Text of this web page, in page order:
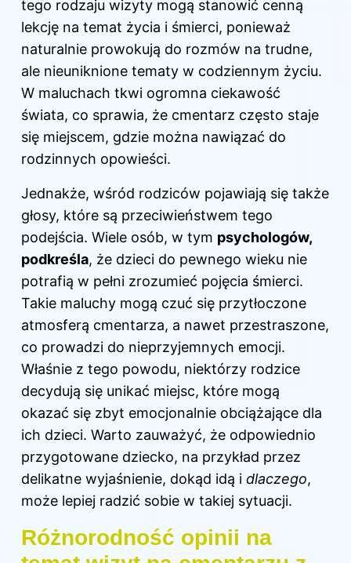
tego rodzaju wizyty mogą stanowić cenną
lekcję na temat życia i śmierci, ponieważ
naturalnie prowokują do rozmów na trudne,
ale nieuniknione tematy w codziennym życiu.
W maluchach tkwi ogromna ciekawość
świata, co sprawia, że cmentarz często staje
się miejscem, gdzie można nawiązać do
rodzinnych opowieści.
Jednakże, wśród rodziców pojawiają się także
głosy, które są przeciwieństwem tego
podejścia. Wiele osób, w tym psychologów,
podkreśla, że dzieci do pewnego wieku nie
potrafią w pełni zrozumieć pojęcia śmierci.
Takie maluchy mogą czuć się przytłoczone
atmosferą cmentarza, a nawet przestraszone,
co prowadzi do nieprzyjemnych emocji.
Właśnie z tego powodu, niektórzy rodzice
decydują się unikać miejsc, które mogą
okazać się zbyt emocjonalnie obciążające dla
ich dzieci. Warto zauważyć, że odpowiednio
przygotowane dziecko, na przykład przez
delikatne wyjaśnienie, dokąd idą i dlaczego,
może lepiej radzić sobie w takiej sytuacji.
Różnorodność opinii na